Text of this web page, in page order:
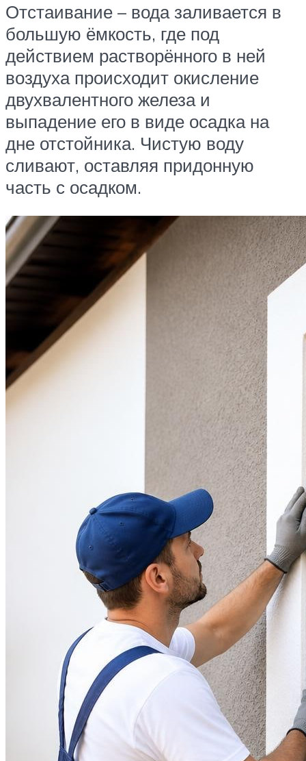
Отстаивание – вода заливается в
большую ёмкость, где под
действием растворённого в ней
воздуха происходит окисление
двухвалентного железа и
выпадение его в виде осадка на
дне отстойника. Чистую воду
сливают, оставляя придонную
часть с осадком.